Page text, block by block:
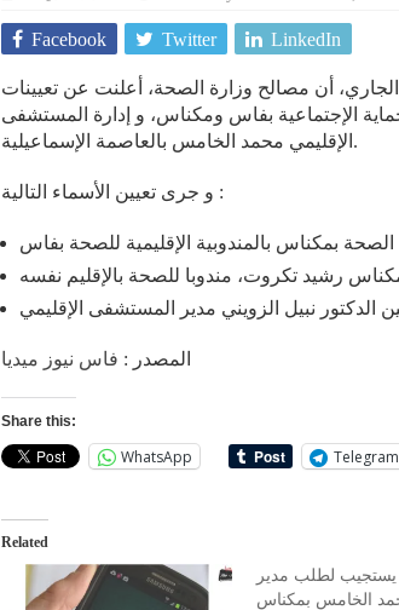
Facebook Twitter LinkedIn
أن مصالح وزارة الصحة، أعلنت عن تعيينات
الإجتماعية بفاس ومكناس، و إدارة المستشفى
الإقليمي محمد الخامس بالعاصمة الإسماعيلية.
و جرى تعيين الأسماء التالية :
المصدر : فاس نيوز ميديا
Share this:
WhatsApp Telegram
Related
يستجيب لطلب مدير
الخامس بمكناس